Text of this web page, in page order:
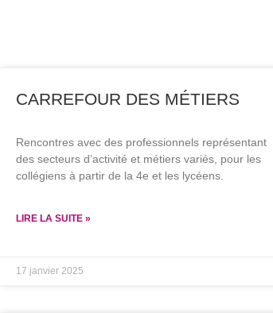
CARREFOUR DES MÉTIERS
Rencontres avec des professionnels représentant
des secteurs d’activité et métiers variés, pour les
collégiens à partir de la 4e et les lycéens.
LIRE LA SUITE »
17 janvier 2025